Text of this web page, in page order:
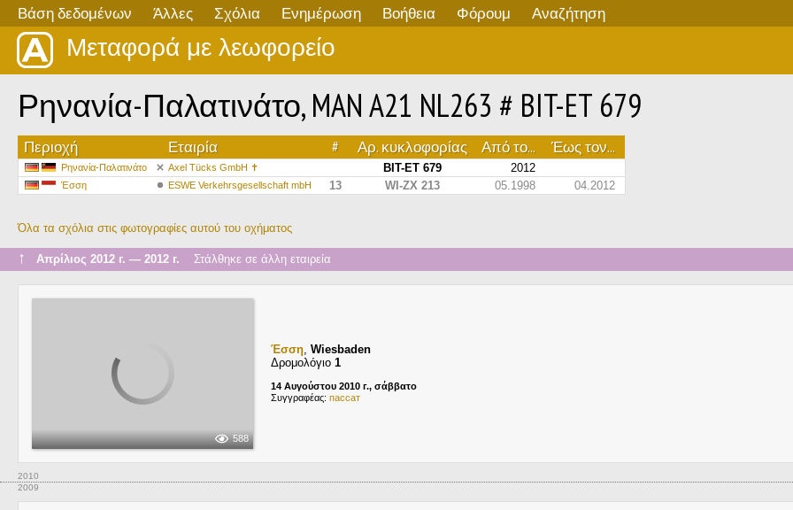
Βάση δεδομένων Άλλες Σχόλια Ενημέρωση Βοήθεια Φόρουμ Αναζήτηση
Μεταφορά με λεωφορείο
Ρηνανία-Παλατινάτο, MAN A21 NL263 # BIT-ET 679
Περιοχή Εταιρία # Αρ. κυκλοφορίας Από το... Έως τον...
Ρηνανία-Παλατινάτο Axel Tücks GmbH ✝ BIT-ET 679 2012
Έσση ESWE Verkehrsgesellschaft mbH 13 WI-ZX 213 05.1998 04.2012
Όλα τα σχόλια στις φωτογραφίες αυτού του οχήματος
↑ Απρίλιος 2012 г. — 2012 г. Στάλθηκε σε άλλη εταιρεία
588
Έσση, Wiesbaden
Δρομολόγιο 1
14 Αυγούστου 2010 г., σάββατο
Συγγραφέας: пассат
2010
2009